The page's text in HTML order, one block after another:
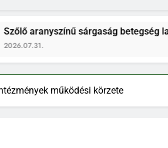
sárgaság betegség lakossági
működési körzete